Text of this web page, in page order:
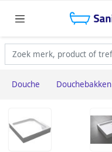
Douche Douchebakken